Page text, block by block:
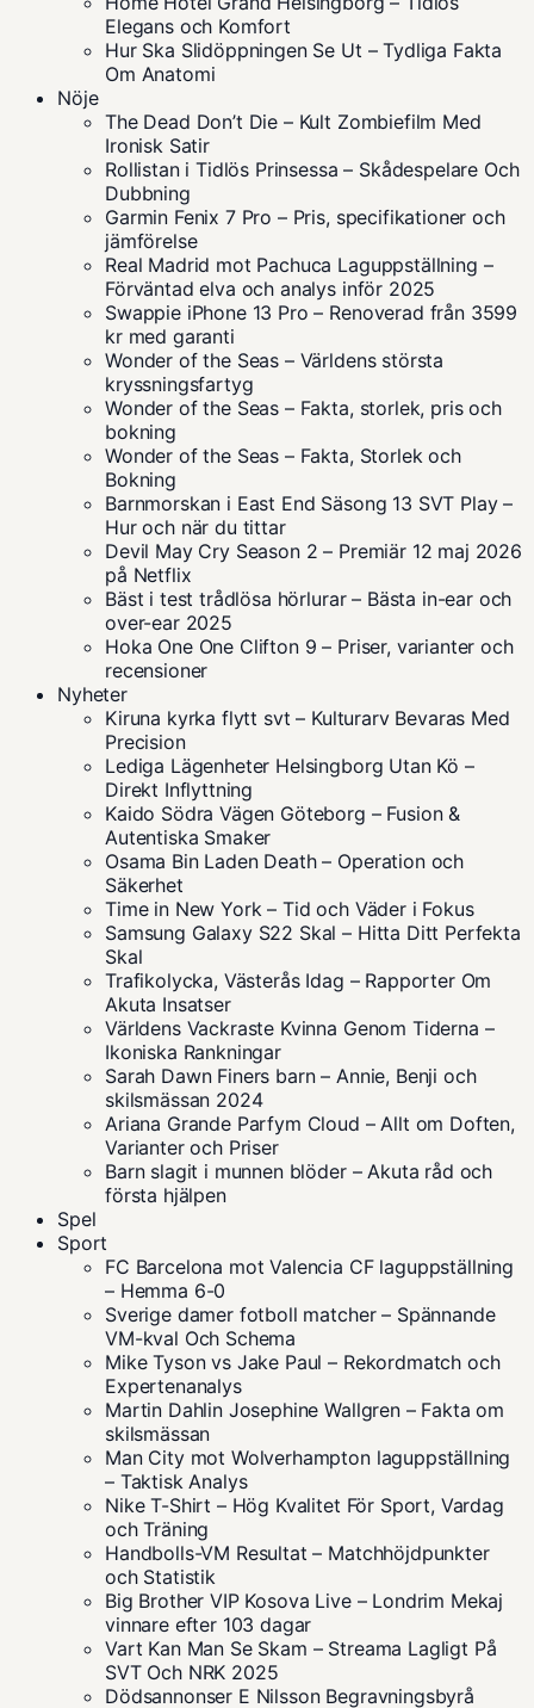
Elegans och Komfort
Hur Ska Slidöppningen Se Ut – Tydliga Fakta
Om Anatomi
Nöje
The Dead Don’t Die – Kult Zombiefilm Med
Ironisk Satir
Rollistan i Tidlös Prinsessa – Skådespelare Och
Dubbning
Garmin Fenix 7 Pro – Pris, specifikationer och
jämförelse
Real Madrid mot Pachuca Laguppställning –
Förväntad elva och analys inför 2025
Swappie iPhone 13 Pro – Renoverad från 3599
kr med garanti
Wonder of the Seas – Världens största
kryssningsfartyg
Wonder of the Seas – Fakta, storlek, pris och
bokning
Wonder of the Seas – Fakta, Storlek och
Bokning
Barnmorskan i East End Säsong 13 SVT Play –
Hur och när du tittar
Devil May Cry Season 2 – Premiär 12 maj 2026
på Netflix
Bäst i test trådlösa hörlurar – Bästa in-ear och
over-ear 2025
Hoka One One Clifton 9 – Priser, varianter och
recensioner
Nyheter
Kiruna kyrka flytt svt – Kulturarv Bevaras Med
Precision
Lediga Lägenheter Helsingborg Utan Kö –
Direkt Inflyttning
Kaido Södra Vägen Göteborg – Fusion &
Autentiska Smaker
Osama Bin Laden Death – Operation och
Säkerhet
Time in New York – Tid och Väder i Fokus
Samsung Galaxy S22 Skal – Hitta Ditt Perfekta
Skal
Trafikolycka, Västerås Idag – Rapporter Om
Akuta Insatser
Världens Vackraste Kvinna Genom Tiderna –
Ikoniska Rankningar
Sarah Dawn Finers barn – Annie, Benji och
skilsmässan 2024
Ariana Grande Parfym Cloud – Allt om Doften,
Varianter och Priser
Barn slagit i munnen blöder – Akuta råd och
första hjälpen
Spel
Sport
FC Barcelona mot Valencia CF laguppställning
– Hemma 6-0
Sverige damer fotboll matcher – Spännande
VM-kval Och Schema
Mike Tyson vs Jake Paul – Rekordmatch och
Expertenanalys
Martin Dahlin Josephine Wallgren – Fakta om
skilsmässan
Man City mot Wolverhampton laguppställning
– Taktisk Analys
Nike T-Shirt – Hög Kvalitet För Sport, Vardag
och Träning
Handbolls-VM Resultat – Matchhöjdpunkter
och Statistik
Big Brother VIP Kosova Live – Londrim Mekaj
vinnare efter 103 dagar
Vart Kan Man Se Skam – Streama Lagligt På
SVT Och NRK 2025
Dödsannonser E Nilsson Begravningsbyrå